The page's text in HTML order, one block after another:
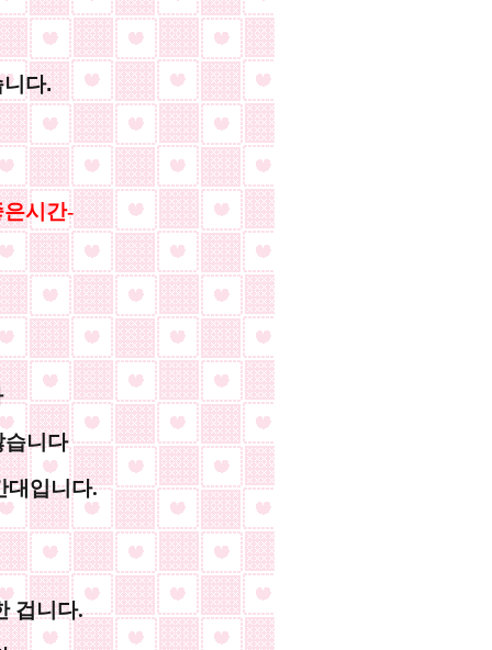
다.
시간-
습니다
대입니다.
겁니다.